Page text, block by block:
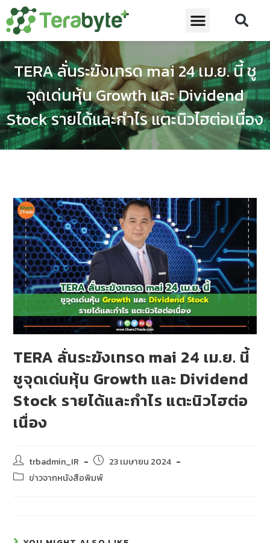
TERA ลั่นระฆังเทรด mai 24 เม.ย. นี้ ชู
จุดเด่นหุ้น Growth และ Dividend
Stock รายได้และกำไร แตะนิวไฮต่อเนื่อง
TERA ลั่นระฆังเทรด mai 24 เม.ย. นี้
ชูจุดเด่นหุ้น Growth และ Dividend
Stock รายได้และกำไร แตะนิวไฮต่อ
เนื่อง
trbadmin_IR
23 เมษายน 2024
ข่าวจากหนังสือพิมพ์